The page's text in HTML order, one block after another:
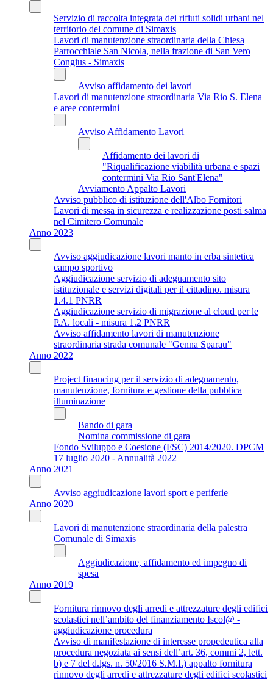
Servizio di raccolta integrata dei rifiuti solidi urbani nel
territorio del comune di Simaxis
Lavori di manutenzione straordinaria della Chiesa
Parrocchiale San Nicola, nella frazione di San Vero
Congius - Simaxis
Avviso affidamento dei lavori
Lavori di manutenzione straordinaria Via Rio S. Elena
e aree contermini
Avviso Affidamento Lavori
Affidamento dei lavori di
"Riqualificazione viabilità urbana e spazi
contermini Via Rio Sant'Elena"
Avviamento Appalto Lavori
Avviso pubblico di istituzione dell'Albo Fornitori
Lavori di messa in sicurezza e realizzazione posti salma
nel Cimitero Comunale
Anno 2023
Avviso aggiudicazione lavori manto in erba sintetica
campo sportivo
Aggiudicazione servizio di adeguamento sito
istituzionale e servizi digitali per il cittadino. misura
1.4.1 PNRR
Aggiudicazione servizio di migrazione al cloud per le
P.A. locali - misura 1.2 PNRR
Avviso affidamento lavori di manutenzione
straordinaria strada comunale "Genna Sparau"
Anno 2022
Project financing per il servizio di adeguamento,
manutenzione, fornitura e gestione della pubblica
illuminazione
Bando di gara
Nomina commissione di gara
Fondo Sviluppo e Coesione (FSC) 2014/2020. DPCM
17 luglio 2020 - Annualità 2022
Anno 2021
Avviso aggiudicazione lavori sport e periferie
Anno 2020
Lavori di manutenzione straordinaria della palestra
Comunale di Simaxis
Aggiudicazione, affidamento ed impegno di
spesa
Anno 2019
Fornitura rinnovo degli arredi e attrezzature degli edifici
scolastici nell’ambito del finanziamento Iscol@ -
aggiudicazione procedura
Avviso di manifestazione di interesse propedeutica alla
procedura negoziata ai sensi dell’art. 36, commi 2, lett.
b) e 7 del d.lgs. n. 50/2016 S.M.I.) appalto fornitura
rinnovo degli arredi e attrezzature degli edifici scolastici